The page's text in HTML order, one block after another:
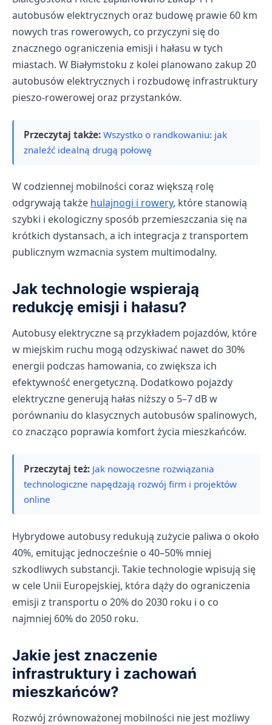
autobusów elektrycznych oraz budowę prawie 60 km
nowych tras rowerowych, co przyczyni się do
znacznego ograniczenia emisji i hałasu w tych
miastach. W Białymstoku z kolei planowano zakup 20
autobusów elektrycznych i rozbudowę infrastruktury
pieszo-rowerowej oraz przystanków.
Przeczytaj także: Wszystko o randkowaniu: jak
znaleźć idealną drugą połowę
W codziennej mobilności coraz większą rolę
odgrywają także hulajnogi i rowery, które stanowią
szybki i ekologiczny sposób przemieszczania się na
krótkich dystansach, a ich integracja z transportem
publicznym wzmacnia system multimodalny.
Jak technologie wspierają
redukcję emisji i hałasu?
Autobusy elektryczne są przykładem pojazdów, które
w miejskim ruchu mogą odzyskiwać nawet do 30%
energii podczas hamowania, co zwiększa ich
efektywność energetyczną. Dodatkowo pojazdy
elektryczne generują hałas niższy o 5–7 dB w
porównaniu do klasycznych autobusów spalinowych,
co znacząco poprawia komfort życia mieszkańców.
Przeczytaj też: Jak nowoczesne rozwiązania
technologiczne napędzają rozwój firm i projektów
online
Hybrydowe autobusy redukują zużycie paliwa o około
40%, emitując jednocześnie o 40–50% mniej
szkodliwych substancji. Takie technologie wpisują się
w cele Unii Europejskiej, która dąży do ograniczenia
emisji z transportu o 20% do 2030 roku i o co
najmniej 60% do 2050 roku.
Jakie jest znaczenie
infrastruktury i zachowań
mieszkańców?
Rozwój zrównoważonej mobilności nie jest możliwy